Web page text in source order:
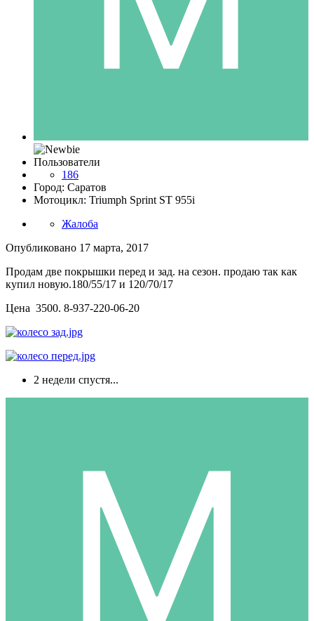
Пользователи
186
Город: Саратов
Мотоцикл: Triumph Sprint ST 955i
Жалоба
Опубликовано 17 марта, 2017
Продам две покрышки перед и зад. на сезон. продаю так как
купил новую.180/55/17 и 120/70/17
Цена 3500. 8-937-220-06-20
2 недели спустя...